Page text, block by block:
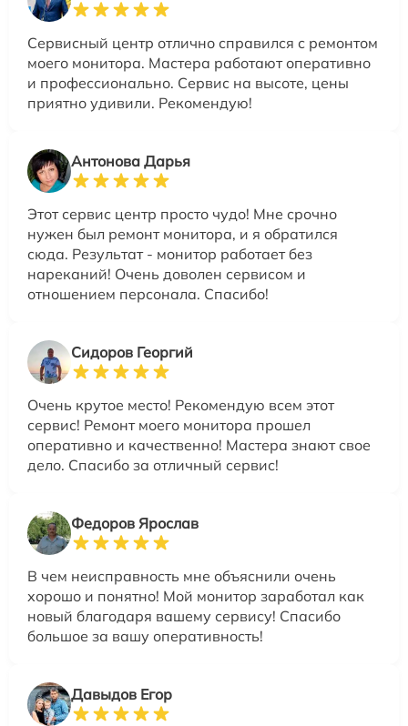
Сервисный центр отлично справился с ремонтом
моего монитора. Мастера работают оперативно
и профессионально. Сервис на высоте, цены
приятно удивили. Рекомендую!
Антонова Дарья
Этот сервис центр просто чудо! Мне срочно
нужен был ремонт монитора, и я обратился
сюда. Результат - монитор работает без
нареканий! Очень доволен сервисом и
отношением персонала. Спасибо!
Сидоров Георгий
Очень крутое место! Рекомендую всем этот
сервис! Ремонт моего монитора прошел
оперативно и качественно! Мастера знают свое
дело. Спасибо за отличный сервис!
Федоров Ярослав
В чем неисправность мне объяснили очень
хорошо и понятно! Мой монитор заработал как
новый благодаря вашему сервису! Спасибо
большое за вашу оперативность!
Давыдов Егор